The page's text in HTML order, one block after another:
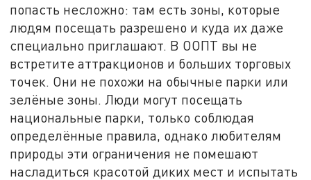
попасть несложно: там есть зоны, которые
людям посещать разрешено и куда их даже
специально приглашают. В ООПТ вы не
встретите аттракционов и больших торговых
точек. Они не похожи на обычные парки или
зелёные зоны. Люди могут посещать
национальные парки, только соблюдая
определённые правила, однако любителям
природы эти ограничения не помешают
насладиться красотой диких мест и испытать